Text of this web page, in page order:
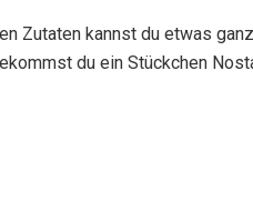
Zutaten kannst du etwas
du ein Stückchen